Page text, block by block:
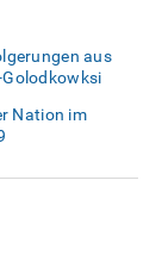
aus
Nation im